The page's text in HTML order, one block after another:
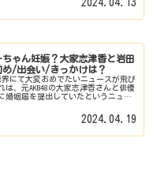
ゃん妊娠？大家志津香と岩田
め/出会い/きっかけは？
界にて大変おめでたいニュースが飛び
は、元AKB48の大家志津香さんと俳優
婚姻届を提出していたというニュー
2024.04.19